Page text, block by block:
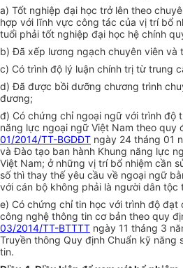
a) Tốt nghiệp đại học trở lên theo
hợp với lĩnh vực công tác của vị trí bổ
tuổi phải tốt nghiệp đại học hệ chính
b)Đã xếp lương ngạch chuyên viên và
c) Có trình độ lý luận chính trị từ trung
d)Đã được bồi dưỡng chương trình
đương;
đ) Có chứng chỉ ngoại ngữ với trình độ
năng lực ngoại ngữ Việt Nam theo quy
01/2014/TT-BGDĐT ngày 24 tháng 01
và Đào tạo ban hành Khung năng lực
Việt Nam; ở những vị trí bổ nhiệm cần
số thì thay thế yêu cầu về ngoại ngữ
với cán bộ không phải là người dân tộc
e) Có chứng chỉ tin học với trình độ đạt
công nghệ thông tin cơ bản theo quy
03/2014/TT-BTTTT ngày 11 tháng 3
Truyền thông Quy định Chuẩn kỹ năng
tin.